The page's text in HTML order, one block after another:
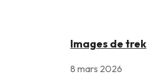
Images de trek
8 mars 2026